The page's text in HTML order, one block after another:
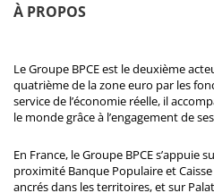
À PROPOS
Le Groupe BPCE est le deuxième
quatrième de la zone euro par les
service de l’économie réelle, il
le monde grâce à l’engagement de
En France, le Groupe BPCE s’appuie
proximité Banque Populaire et
ancrés dans les territoires, et sur